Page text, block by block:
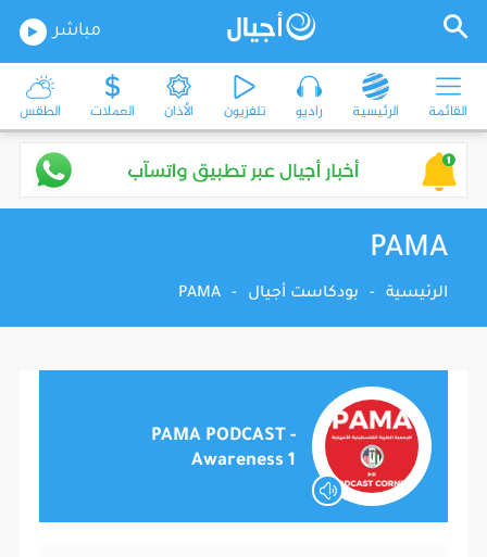
مباشر
القائمة الرئيسية راديو تلفزيون الأذان العملات الطقس
PAMA
الرئيسية - بودكاست أجيال -
PAMA
PAMA PODCAST -
Awareness 1